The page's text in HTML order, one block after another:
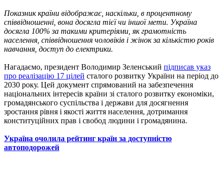
Показник країни відображає, наскільки, в процентному
співвідношенні, вона досягла тієї чи іншої мети. Україна
досягла 100% за такими критеріями, як грамотність
населення, співвідношення чоловіків і жінок за кількістю років
навчання, доступ до електрики.
Нагадаємо, президент Володимир Зеленський підписав указ
про реалізацію 17 цілей сталого розвитку України на період до
2030 року. Цей документ спрямований на забезпечення
національних інтересів країни зі сталого розвитку економіки,
громадянського суспільства і держави для досягнення
зростання рівня і якості життя населення, дотримання
конституційних прав і свобод людини і громадянина.
Україна очолила рейтинг країн за доступністю
автоподорожей